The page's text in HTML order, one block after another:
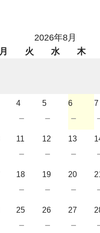
2026年8月
月 火 水 木
4
－
5
－
6
－
7
11
－
12
－
13
－
18
－
19
－
20
－
25
－
26
－
27
－